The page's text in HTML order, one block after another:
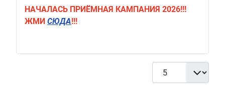
НАЧАЛАСЬ ПРИЁМНАЯ КАМПАНИЯ 2026!!!
ЖМИ СЮДА!!!
Кол-во строк: